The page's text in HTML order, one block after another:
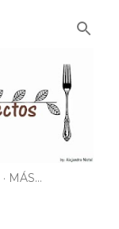
MÁS…